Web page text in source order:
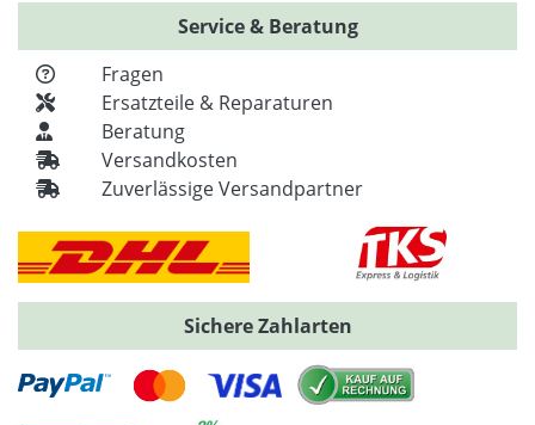
Service & Beratung
Fragen
Ersatzteile & Reparaturen
Beratung
Versandkosten
Zuverlässige Versandpartner
Sichere Zahlarten